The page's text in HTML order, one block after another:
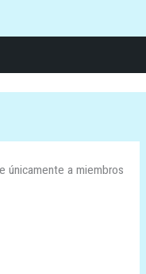
únicamente a miembros